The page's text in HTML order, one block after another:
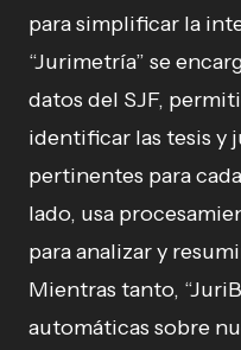
para simplificar la
“Jurimetría” se
datos del SJF,
identificar las tesis y
pertinentes para cada
lado, usa
para analizar y
Mientras tanto,
automáticas sobre